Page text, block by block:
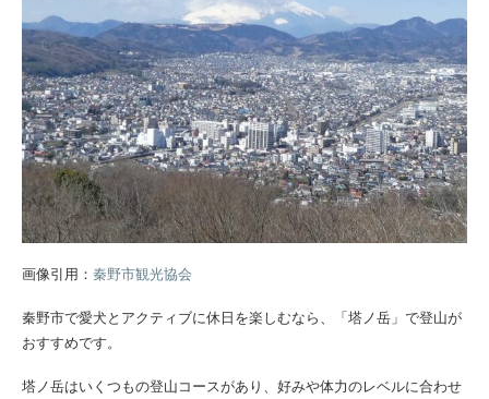
画像引用： 秦野市観光協会
秦野市で愛犬とアクティブに休日を楽しむなら、「塔ノ岳」で登山が
おすすめです。
塔ノ岳はいくつもの登山コースがあり、好みや体力のレベルに合わせ